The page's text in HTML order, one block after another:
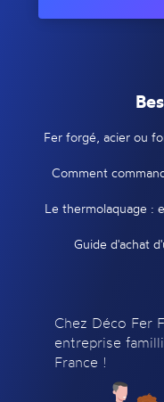
Fer forgé, acier ou
Comment
Le thermolaquage :
Guide d'achat
Chez Déco Fer
entreprise
France !